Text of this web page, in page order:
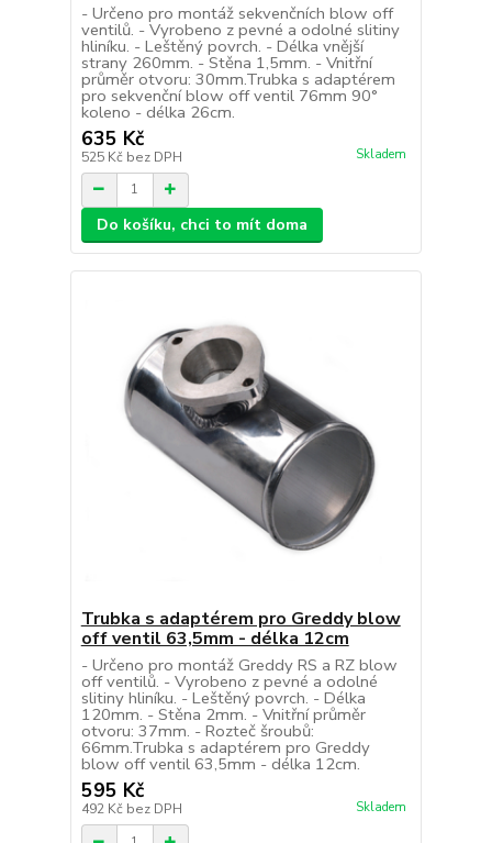
- Určeno pro montáž sekvenčních blow off
ventilů. - Vyrobeno z pevné a odolné slitiny
hliníku. - Leštěný povrch. - Délka vnější
strany 260mm. - Stěna 1,5mm. - Vnitřní
průměr otvoru: 30mm.Trubka s adaptérem
pro sekvenční blow off ventil 76mm 90°
koleno - délka 26cm.
635 Kč
525 Kč bez DPH Skladem
Do košíku, chci to mít doma
Trubka s adaptérem pro Greddy blow
off ventil 63,5mm - délka 12cm
- Určeno pro montáž Greddy RS a RZ blow
off ventilů. - Vyrobeno z pevné a odolné
slitiny hliníku. - Leštěný povrch. - Délka
120mm. - Stěna 2mm. - Vnitřní průměr
otvoru: 37mm. - Rozteč šroubů:
66mm.Trubka s adaptérem pro Greddy
blow off ventil 63,5mm - délka 12cm.
595 Kč
492 Kč bez DPH Skladem